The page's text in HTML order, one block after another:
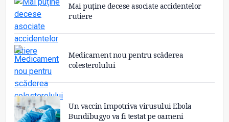
Mai puține decese asociate accidentelor
rutiere
Medicament nou pentru scăderea
colesterolului
Un vaccin împotriva virusului Ebola
Bundibugyo va fi testat pe oameni